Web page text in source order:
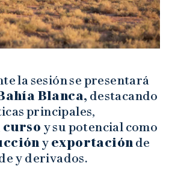
la sesión se presentará
Blanca, destacando
principales,
curso y su potencial como
y exportación de
y derivados.